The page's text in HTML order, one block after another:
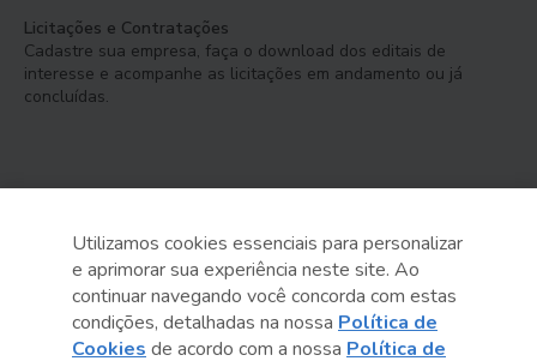
Licitações e Contratações
Cadastre sua empresa, faça o download dos editais de
interesse e acompanhe as licitações em andamento ou já
concluídas.
Serviço Social do Comércio
Administração Regional no Estado de São Paulo
Utilizamos cookies essenciais para personalizar
e aprimorar sua experiência neste site. Ao
continuar navegando você concorda com estas
condições, detalhadas na nossa Política de
Cookies de acordo com a nossa Política de